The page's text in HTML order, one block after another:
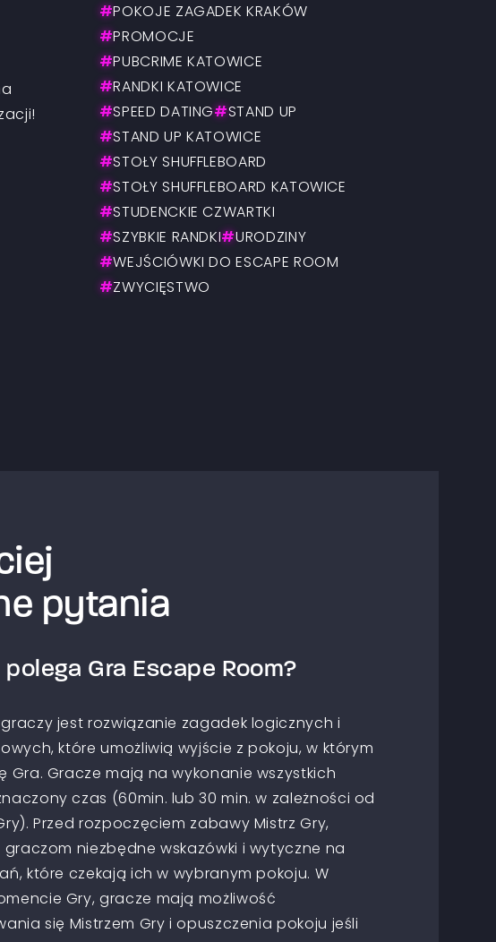
#POKOJE ZAGADEK KRAKÓW
#PROMOCJE
#PUBCRIME KATOWICE
#RANDKI KATOWICE
#SPEED DATING#STAND UP
#STAND UP KATOWICE
#STOŁY SHUFFLEBOARD
#STOŁY SHUFFLEBOARD KATOWICE
#STUDENCKIE CZWARTKI
#SZYBKIE RANDKI #URODZINY
#WEJŚCIÓWKI DO ESCAPE ROOM
#ZWYCIĘSTWO
pytania
Gra Escape Room?
jest rozwiązanie zagadek logicznych i
które umożliwią wyjście z pokoju, w którym
Gra. Gracze mają na wykonanie wszystkich
czas (60min. lub 30 min. w zależności od
Przed rozpoczęciem zabawy Mistrz Gry,
graczom niezbędne wskazówki i wytyczne na
które czekają ich w wybranym pokoju. W
Gry, gracze mają możliwość
się Mistrzem Gry i opuszczenia pokoju jeśli